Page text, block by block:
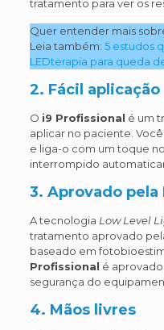
tratamento para ver os
Quer entender mais
Leia também: 5 estudos
LEDterapia para queda
2. Fácil aplicação
O i9 Profissional é um
aplicar no paciente.
e liga-o com um toque
interrompido
3. Aprovado pela
A tecnologia Low Level
tratamento aprovado
baseado em
Profissional é
segurança do
4. Mãos livres